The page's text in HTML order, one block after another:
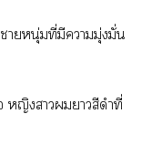
าหนุ่มที่มีามุ่งมั่น
หญิงาาสีดำที่